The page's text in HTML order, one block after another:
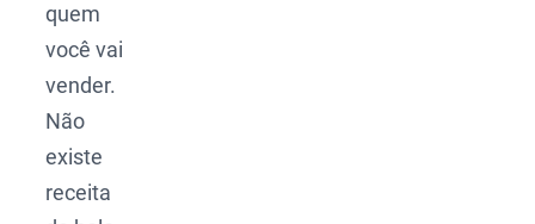
quem
você vai
vender.
Não
existe
receita